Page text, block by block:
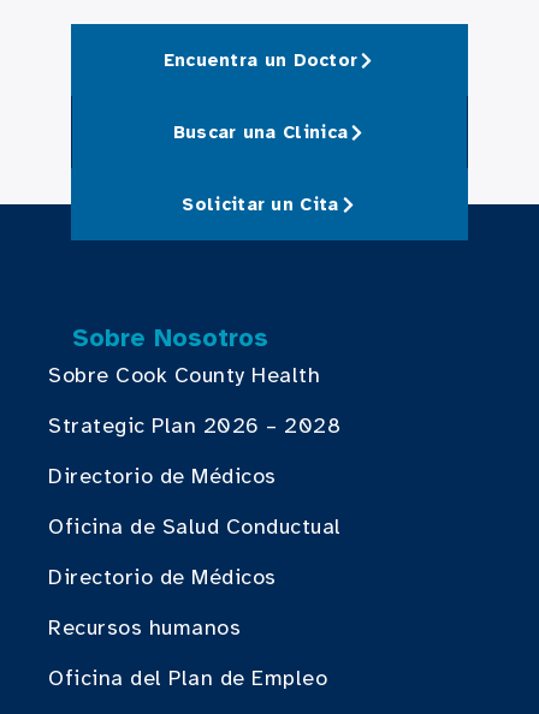
Encuentra un Doctor
Buscar una Clinica
Solicitar un Cita
Sobre Nosotros
Sobre Cook County Health
Strategic Plan 2026 – 2028
Directorio de Médicos
Oficina de Salud Conductual
Directorio de Médicos
Recursos humanos
Oficina del Plan de Empleo